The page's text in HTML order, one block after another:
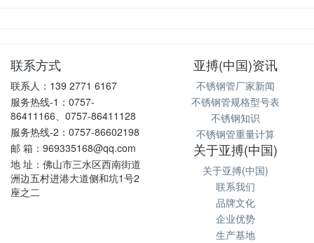
联系方式
联系人：139 2771 6167
服务热线-1：0757-
86411166、0757-86411128
服务热线-2：0757-86602198
邮 箱：969335168@qq.com
地 址：佛山市三水区西南街道
洲边五村进港大道侧和坑1号2
座之二
亚搏(中国)资讯
不锈钢管厂家新闻
不锈钢管规格型号表
不锈钢知识
不锈钢管重量计算
关于亚搏(中国)
关于亚搏(中国)
联系我们
品牌文化
企业优势
生产基地